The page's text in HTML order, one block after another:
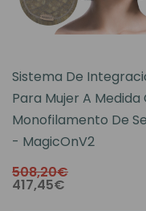
Sistema De
Para Mujer A Medida
Monofilamento De
- MagicOnV2
508,20€
417,45€